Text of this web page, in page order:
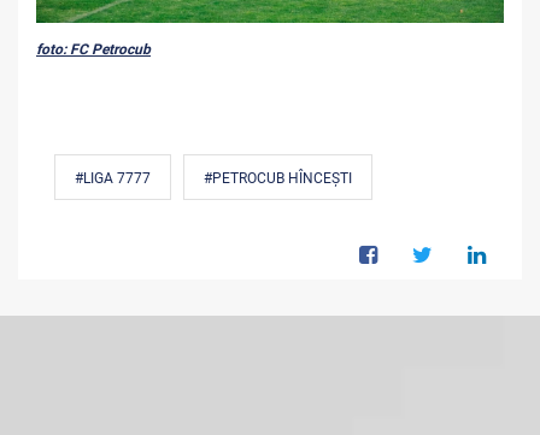
foto: FC Petrocub
#LIGA 7777 #PETROCUB HÎNCEȘTI